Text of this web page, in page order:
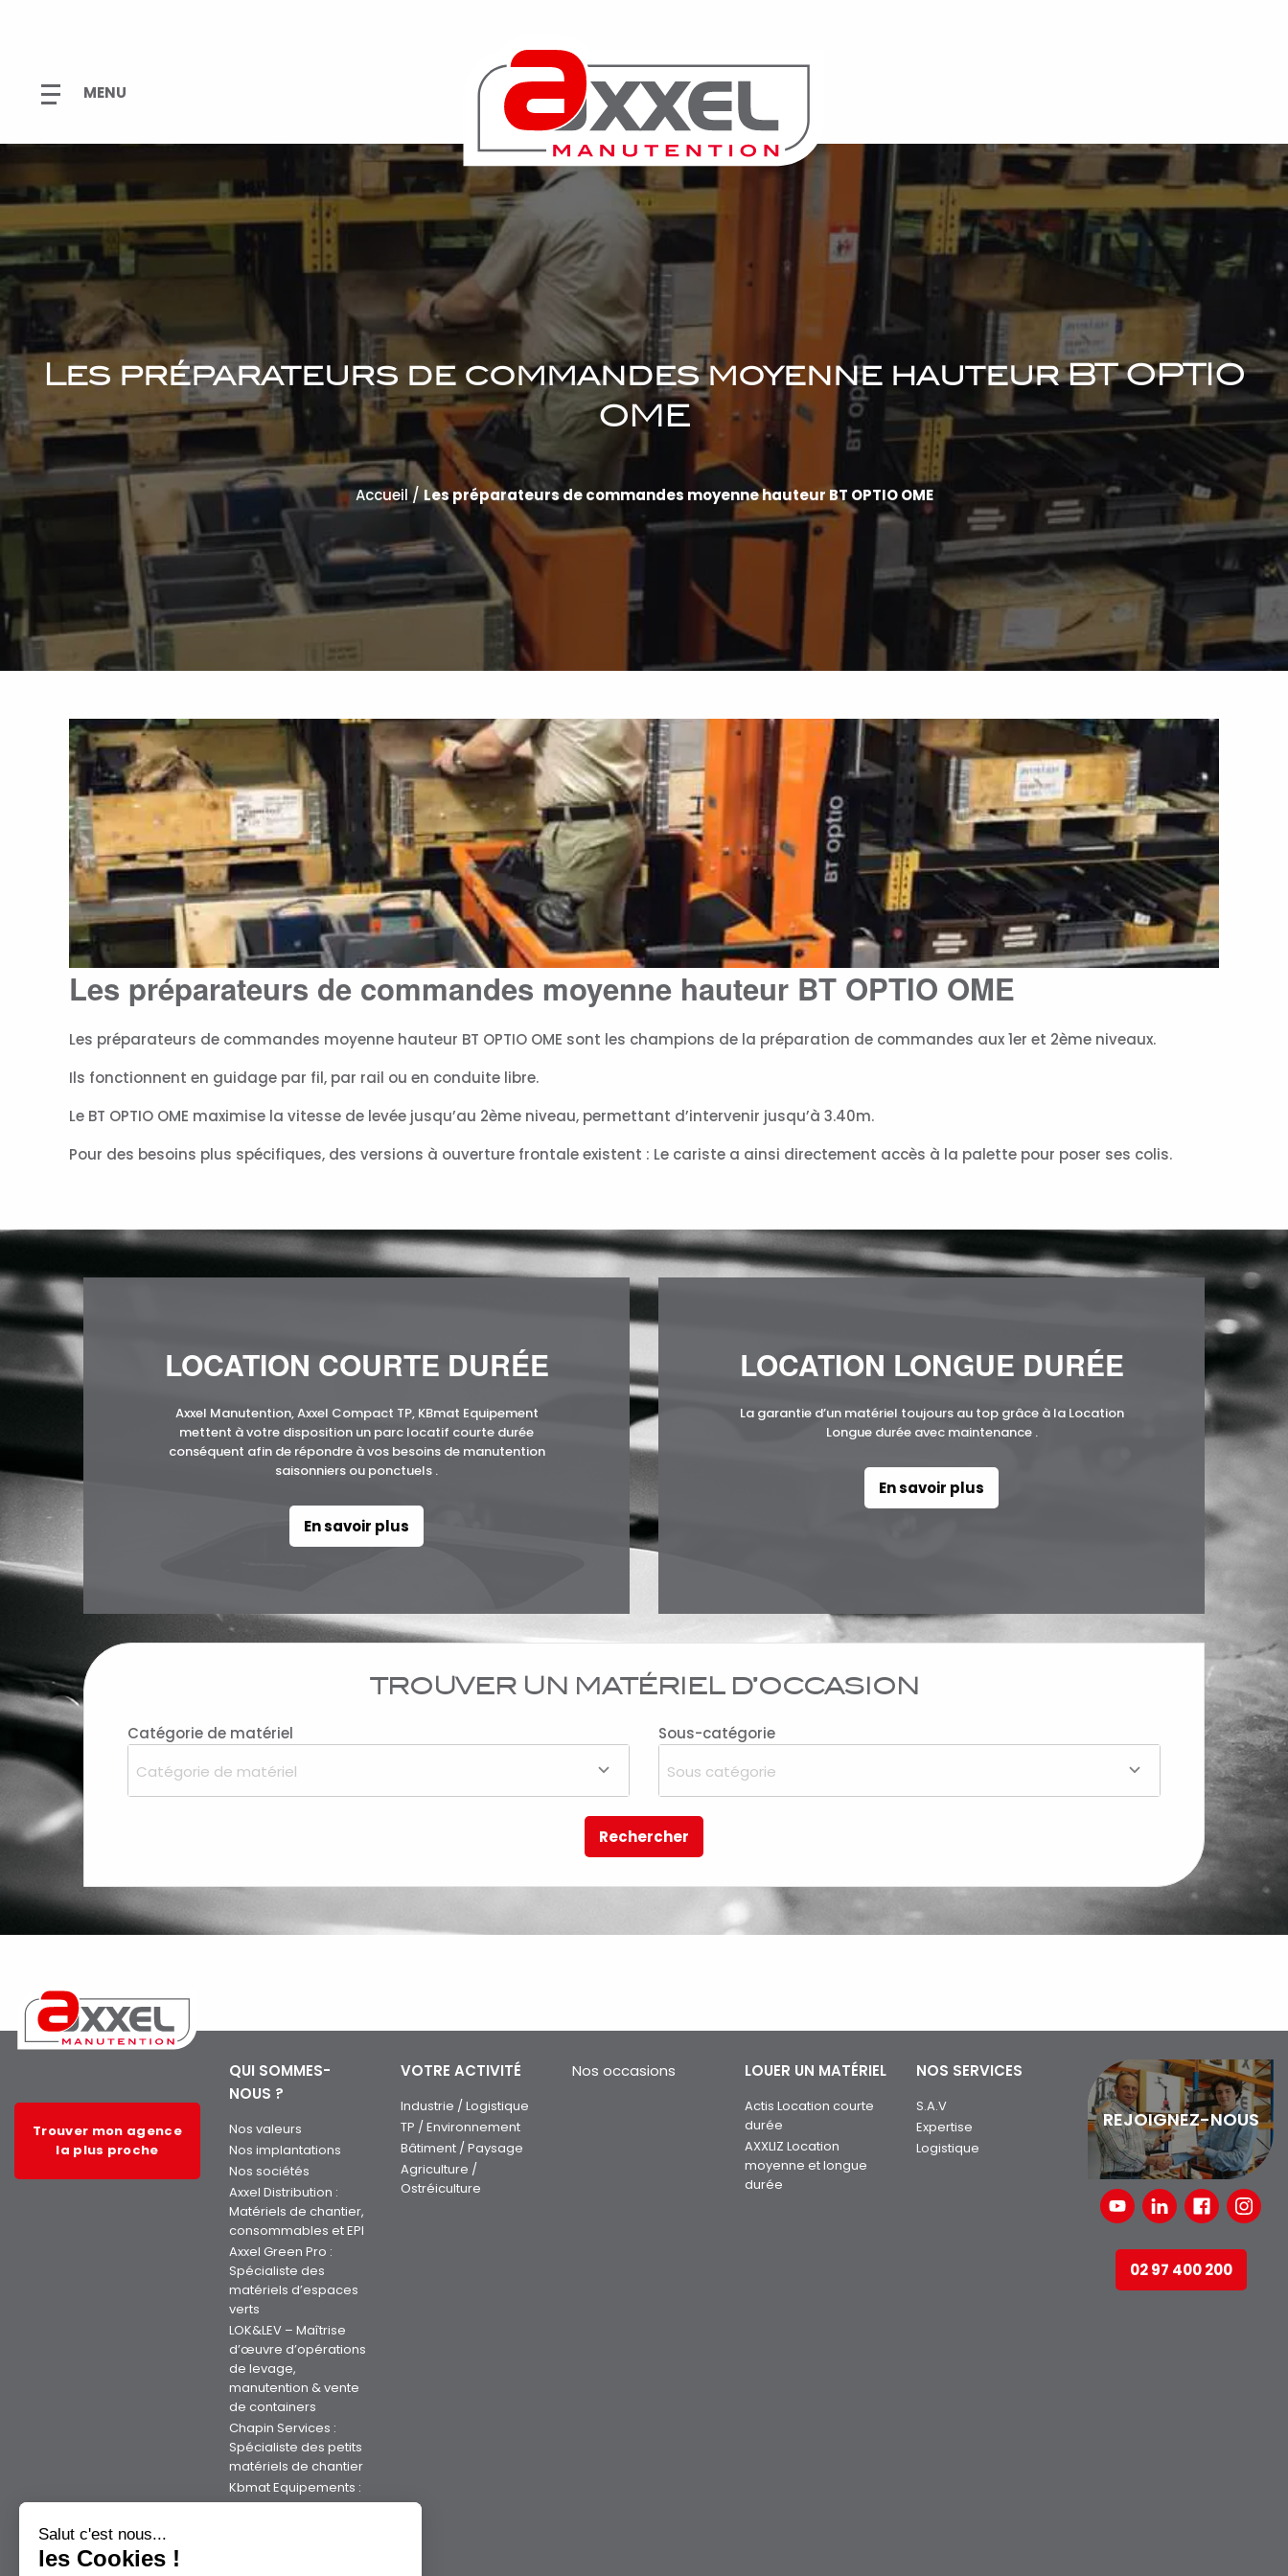
Les préparateurs de commandes moyenne hauteur BT OPTIO
OME
Accueil/Les préparateurs de commandes moyenne hauteur BT OPTIO OME
Les préparateurs de commandes moyenne hauteur BT OPTIO OME
Les préparateurs de commandes moyenne hauteur BT OPTIO OME sont les champions de la préparation de commandes aux 1er et 2ème niveaux.
Ils fonctionnent en guidage par fil, par rail ou en conduite libre.
Le BT OPTIO OME maximise la vitesse de levée jusqu’au 2ème niveau, permettant d’intervenir jusqu’à 3.40m.
Pour des besoins plus spécifiques, des versions à ouverture frontale existent : Le cariste a ainsi directement accès à la palette pour poser ses colis.
LOCATION COURTE DURÉE
Axxel Manutention, Axxel Compact TP, KBmat Equipement
mettent à votre disposition un parc locatif courte durée
conséquent afin de répondre à vos besoins de manutention
saisonniers ou ponctuels .
En savoir plus
LOCATION LONGUE DURÉE
La garantie d’un matériel toujours au top grâce à la Location
Longue durée avec maintenance .
En savoir plus
TROUVER UN MATÉRIEL D’OCCASION
Catégorie de matériel
Catégorie de matériel
Sous-catégorie
Sous catégorie
Rechercher
Trouver mon agence
la plus proche
QUI SOMMES-
NOUS ?
Nos valeurs
Nos implantations
Nos sociétés
Axxel Distribution :
Matériels de chantier,
consommables et EPI
Axxel Green Pro :
Spécialiste des
matériels d’espaces
verts
LOK&LEV – Maîtrise
d’œuvre d’opérations
de levage,
manutention & vente
de containers
Chapin Services :
Spécialiste des petits
matériels de chantier
Kbmat Equipements :
Votre expert Kubota
VOTRE ACTIVITÉ
Industrie / Logistique
TP / Environnement
Bâtiment / Paysage
Agriculture /
Ostréiculture
Nos occasions LOUER UN MATÉRIEL
Actis Location courte
durée
AXXLIZ Location
moyenne et longue
durée
NOS SERVICES
S.A.V
Expertise
Logistique
REJOIGNEZ-NOUS
02 97 400 200
Salut c'est nous...
les Cookies !